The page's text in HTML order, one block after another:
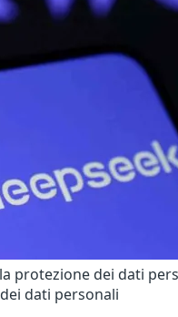
protezione dei dati
dati personali